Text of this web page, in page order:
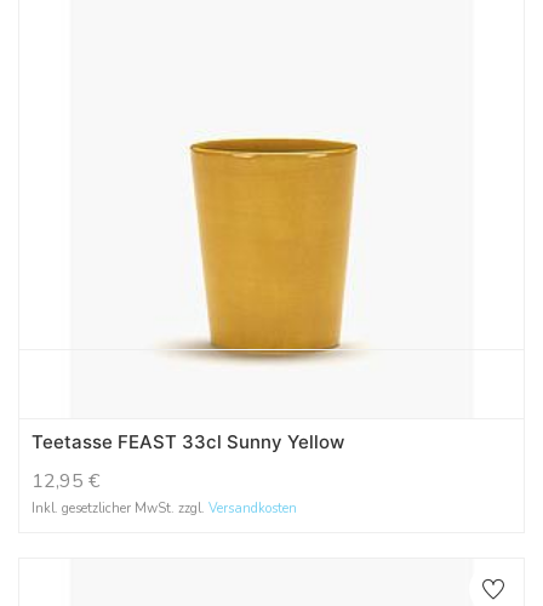
Teetasse FEAST 33cl Sunny Yellow
12,95 €
Inkl. gesetzlicher MwSt. zzgl. Versandkosten